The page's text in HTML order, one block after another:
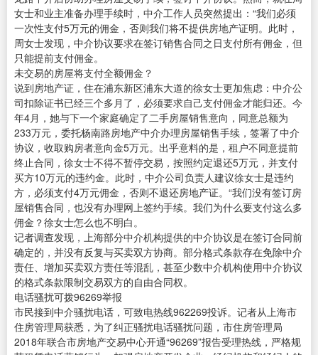
女士和业主准备办理手续时，中介工作人员突然提出：“我们必须
一次性支付5万元的佣金，否则我们将不提供房地产证明。此时，
周女士发现，中介协议要求在签订销售合同之日支付所有佣金，但
只能提前支付佣金。
未交易的房屋将支付全额佣金？
说到房地产证，住在浦东新区浦东大道的徐女士更加焦虑：中介公
司扣除证书已经三个多月了，必须要求自己支付佣金才能归还。今
年4月，她与下一个家庭确定了二手房屋销售意向，同意总额为
233万元，委托杨南路房地产中介办理房屋销售手续，签署了中介
协议，收取购房者意向金5万元。出乎意料的是，租户不同意提前
终止合同，徐女士不得不暂停交易，按照约定退还5万元，并支付
买方10万元的违约金。此时，中介公司负责人建议徐女士是违约
方，必须支付4万元佣金，否则不退还房地产证。“我们没有签订房
屋销售合同，也没有办理网上签约手续。我们为什么要支付这么多
佣金？徐女士怎么也不明白。
记者调查发现，上海部分中介机构提供的中介协议是在签订合同前
确定的，并没有反复与买卖双方协商。部分格式条款存在免除中介
责任、增加买卖双方责任等混乱，甚至少数中介机构使用中介协议
的格式条款限制交易双方的自由合同权。
电话骚扰可拨96269举报
市民接到中介骚扰电话，可致电热线962269投诉。记者从上海市
住房管理局获悉，为了纠正骚扰电话骚扰问题，市住房管理局
2018年联合市房地产交易中心开通“96269”报告受理热线，严格规